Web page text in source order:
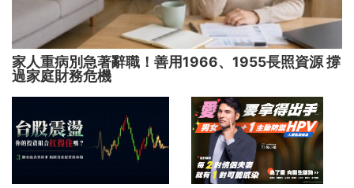
家人重病別急著辭職！善用1966、1955長照資源 撐
過家庭財務危機